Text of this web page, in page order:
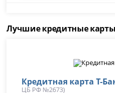
Лучшие кредитные
Кредитная карта Т-
ЦБ РФ №2673)